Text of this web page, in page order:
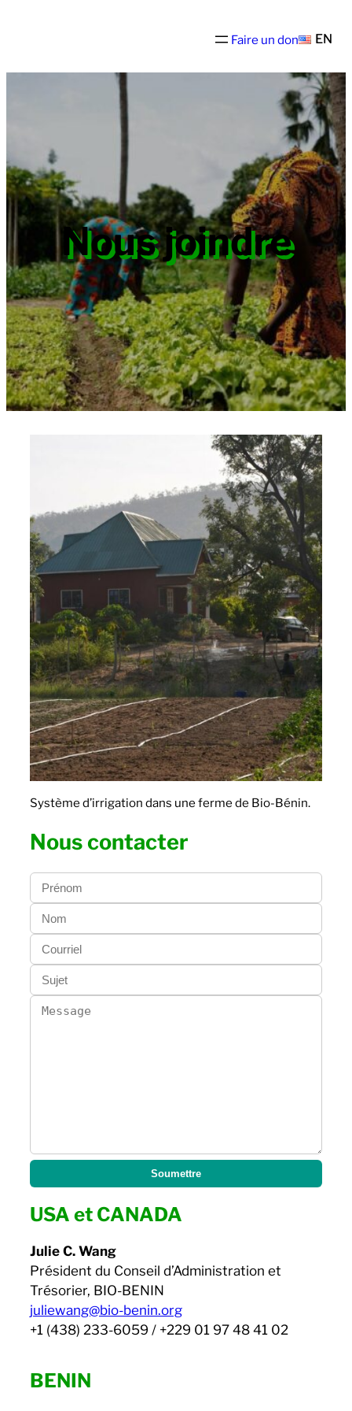
Faire un don EN
Nous joindre
Système d’irrigation dans une ferme de Bio-Bénin.
Nous contacter
USA et CANADA
Julie C. Wang
Président du Conseil d’Administration et
Trésorier, BIO-BENIN
juliewang@bio-benin.org
+1 (438) 233-6059 / +229 01 97 48 41 02​
BENIN